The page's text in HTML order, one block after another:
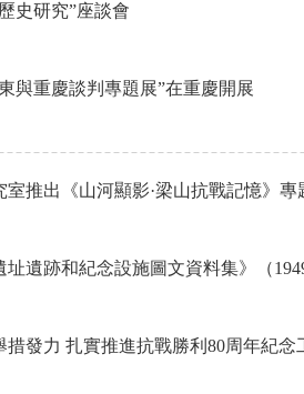
史研究”座談會
重慶談判專題展”在重慶開展
推出《山河顯影·梁山抗戰記憶》專
址遺跡和紀念設施圖文資料集》（
發力 扎實推進抗戰勝利80周年紀念